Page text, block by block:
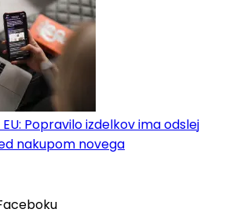
Popravilo izdelkov ima odslej
nakupom novega